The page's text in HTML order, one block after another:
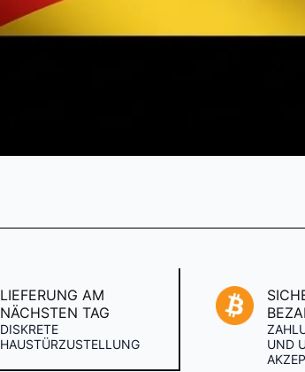
LIEFERUNG AM
NÄCHSTEN TAG
DISKRETE
HAUSTÜRZUSTELLUNG
UND